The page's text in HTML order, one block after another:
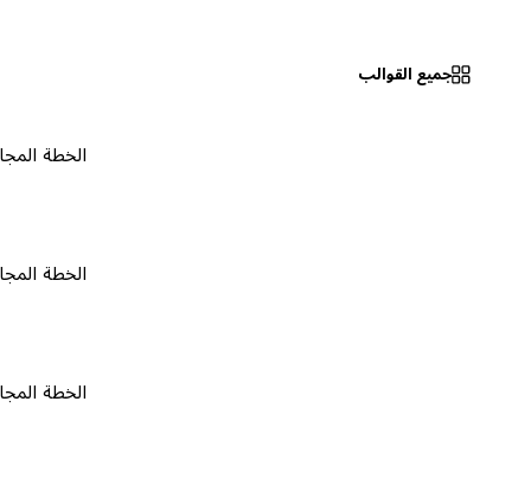
جميع القوالب
الخطة المجانية ٠
الخطة المجانية ٠
الخطة المجانية ٠